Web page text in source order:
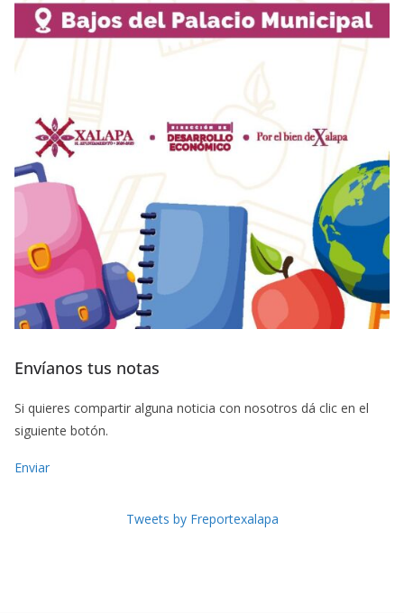
Envíanos tus notas
Si quieres compartir alguna noticia con nosotros dá clic en el
siguiente botón.
Enviar
Tweets by Freportexalapa